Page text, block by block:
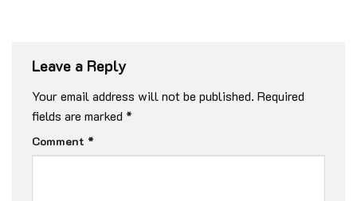
Leave a Reply
Your email address will not be published. Required
fields are marked *
Comment *